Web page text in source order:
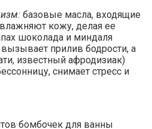
базовые масла, входящие
кожу, делая ее
шоколада и миндаля
прилив бодрости, а
известный афродизиак)
снимает стресс и